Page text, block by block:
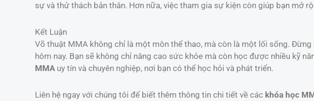
sự và thử thách bản thân. Hơn nữa, việc tham gia sự kiện còn giúp bạn mở
Kết Luận
Võ thuật MMA không chỉ là một môn thể thao, mà còn là một lối sống.
hôm nay. Bạn sẽ không chỉ nâng cao sức khỏe mà còn học được nhiều kỹ
MMA uy tín và chuyên nghiệp, nơi bạn có thể học hỏi và phát triển.
Liên hệ ngay với chúng tôi để biết thêm thông tin chi tiết về các khóa học